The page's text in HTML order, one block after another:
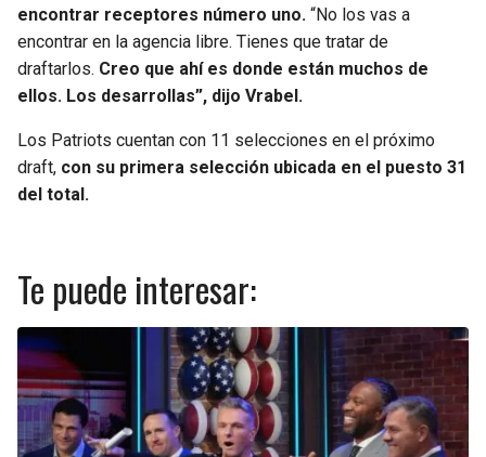
encontrar receptores número uno. “No los vas a
encontrar en la agencia libre. Tienes que tratar de
draftarlos. Creo que ahí es donde están muchos de
ellos. Los desarrollas”, dijo Vrabel.
Los Patriots cuentan con 11 selecciones en el próximo
draft, con su primera selección ubicada en el puesto 31
del total.
Te puede interesar: